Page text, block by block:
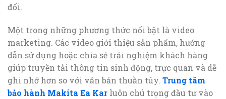
đổi.
Một trong những phương thức nổi bật là video
marketing. Các video giới thiệu sản phẩm, hướng
dẫn sử dụng hoặc chia sẻ trải nghiệm khách hàng
giúp truyền tải thông tin sinh động, trực quan và dễ
ghi nhớ hơn so với văn bản thuần túy. Trung tâm
bảo hành Makita Ea Kar luôn chú trọng đầu tư vào